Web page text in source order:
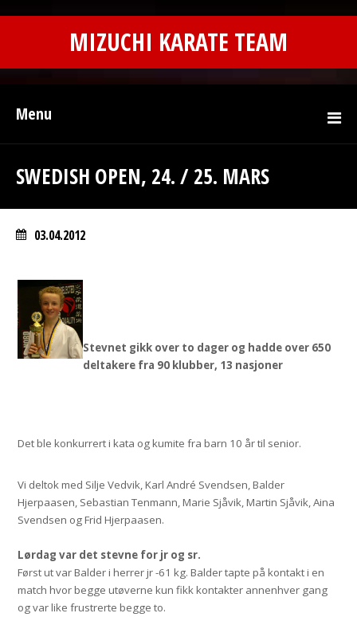
MIZUCHI KARATE TEAM
Menu
SWEDISH OPEN, 24. / 25. MARS
03.04.2012
Stevnet gikk over to dager og hadde over 650
deltakere fra 90 klubber, 13 nasjoner
Det ble konkurrert i kata og kumite fra barn 10 år til senior.
Vi deltok med Silje Vedvik, Karl André Svendsen, Balder
Hjerpaasen, Sebastian Tenmann, Marie Sjåvik, Martin Sjåvik, Aina
Svendsen og Frid Hjerpaasen.
Lørdag var det stevne for jr og sr.
Først ut var Balder i herrer jr -61 kg. Balder tapte på kontakt i en
match hvor begge utøverne kun fikk kontakter annenhver gang
og var like frustrerte begge to.